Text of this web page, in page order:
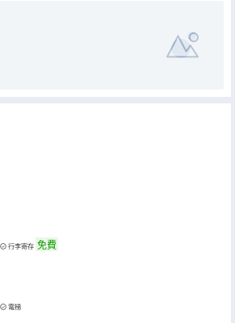
行李寄存 免費
電梯